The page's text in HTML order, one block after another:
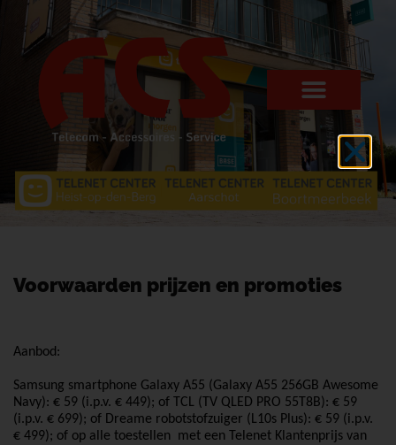
Voorwaarden prijzen en promoties
Aanbod:
Samsung smartphone Galaxy A55 (Galaxy A55 256GB Awesome
Navy): € 59 (i.p.v. € 449); of TCL (TV QLED PRO 55T8B): € 59
(i.p.v. € 699); of Dreame robotstofzuiger (L10s Plus): € 59 (i.p.v.
€ 499); of op alle toestellen met een Telenet Klantenprijs van